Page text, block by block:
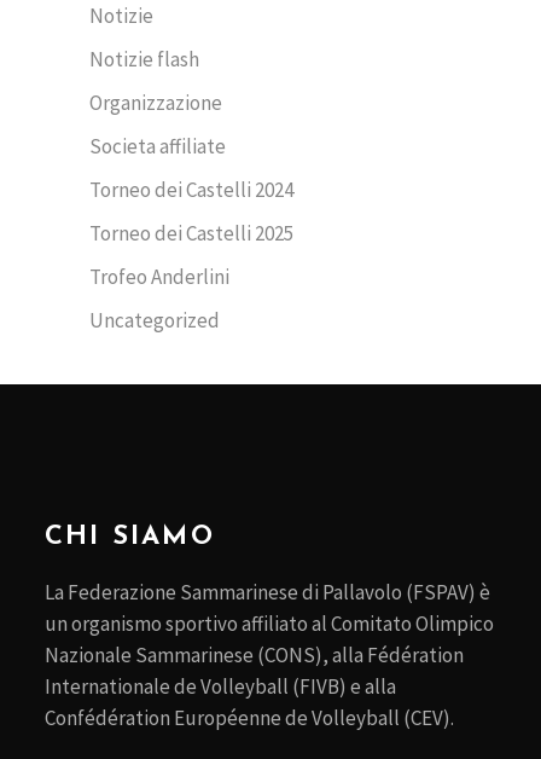
Notizie
Notizie flash
Organizzazione
Societa affiliate
Torneo dei Castelli 2024
Torneo dei Castelli 2025
Trofeo Anderlini
Uncategorized
CHI SIAMO
La Federazione Sammarinese di Pallavolo (FSPAV) è
un organismo sportivo affiliato al Comitato Olimpico
Nazionale Sammarinese (CONS), alla Fédération
Internationale de Volleyball (FIVB) e alla
Confédération Européenne de Volleyball (CEV).